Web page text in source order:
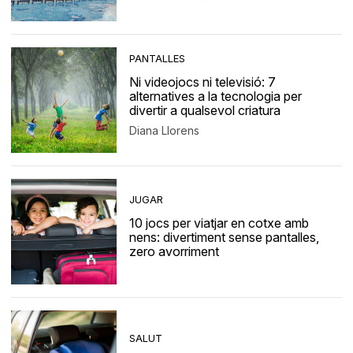
PANTALLES
Ni videojocs ni televisió: 7
alternatives a la tecnologia per
divertir a qualsevol criatura
Diana Llorens
JUGAR
10 jocs per viatjar en cotxe amb
nens: divertiment sense pantalles,
zero avorriment
SALUT